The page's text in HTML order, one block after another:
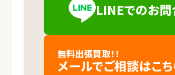
LINEでのお
（新し
無料出張買取！！
メールでご相談はこち